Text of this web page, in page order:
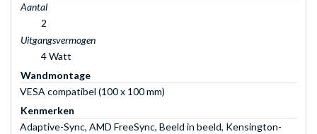
Aantal
2
Uitgangsvermogen
4 Watt
Wandmontage
VESA compatibel (100 x 100 mm)
Kenmerken
Adaptive-Sync, AMD FreeSync, Beeld in beeld, Kensington-